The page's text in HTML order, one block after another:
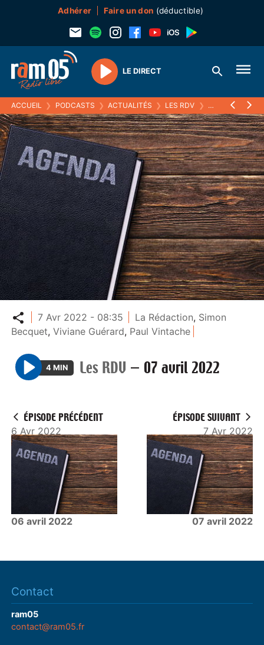
Adhérer Faire un don (déductible)
Play
LE DIRECT
ACCUEIL ❯ PODCASTS ❯ ACTUALITÉS ❯ LES RDV ❯ 07 AVRIL 2022
Partager
7 Avr 2022 - 08:35 La Rédaction, Simon
Becquet,Viviane Guérard, Paul Vintache
P
y
4 MIN Les RDV — 07 avril 2022
ÉPISODE PRÉCÉDENT
6 Avr 2022
06 avril 2022
ÉPISODE SUIVANT
7 Avr 2022
07 avril 2022
Contact
ram05
contact@ram05.fr